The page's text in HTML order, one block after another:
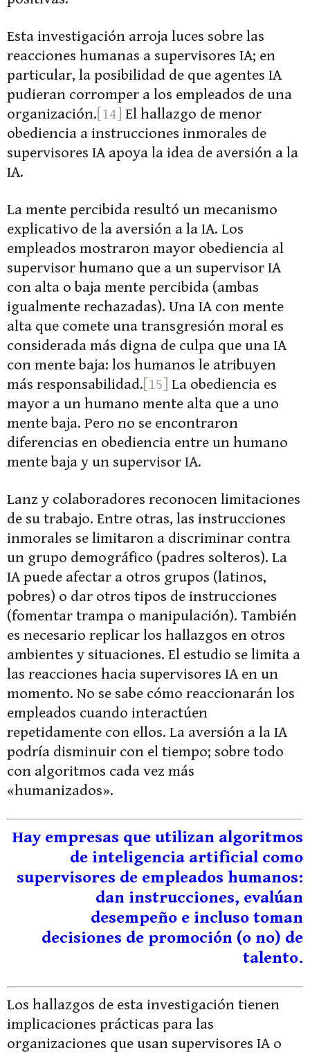
Esta investigación arroja luces sobre las
reacciones humanas a supervisores IA; en
particular, la posibilidad de que agentes IA
pudieran corromper a los empleados de una
organización. [14] El hallazgo de menor
obediencia a instrucciones inmorales de
supervisores IA apoya la idea de aversión a la
IA.
La mente percibida resultó un mecanismo
explicativo de la aversión a la IA. Los
empleados mostraron mayor obediencia al
supervisor humano que a un supervisor IA
con alta o baja mente percibida (ambas
igualmente rechazadas). Una IA con mente
alta que comete una transgresión moral es
considerada más digna de culpa que una IA
con mente baja: los humanos le atribuyen
más responsabilidad. [15] La obediencia es
mayor a un humano mente alta que a uno
mente baja. Pero no se encontraron
diferencias en obediencia entre un humano
mente baja y un supervisor IA.
Lanz y colaboradores reconocen limitaciones
de su trabajo. Entre otras, las instrucciones
inmorales se limitaron a discriminar contra
un grupo demográfico (padres solteros). La
IA puede afectar a otros grupos (latinos,
pobres) o dar otros tipos de instrucciones
(fomentar trampa o manipulación). También
es necesario replicar los hallazgos en otros
ambientes y situaciones. El estudio se limita a
las reacciones hacia supervisores IA en un
momento. No se sabe cómo reaccionarán los
empleados cuando interactúen
repetidamente con ellos. La aversión a la IA
podría disminuir con el tiempo; sobre todo
con algoritmos cada vez más
«humanizados».
Hay empresas que utilizan algoritmos
de inteligencia artificial como
supervisores de empleados humanos:
dan instrucciones, evalúan
desempeño e incluso toman
decisiones de promoción (o no) de
talento.
Los hallazgos de esta investigación tienen
implicaciones prácticas para las
organizaciones que usan supervisores IA o